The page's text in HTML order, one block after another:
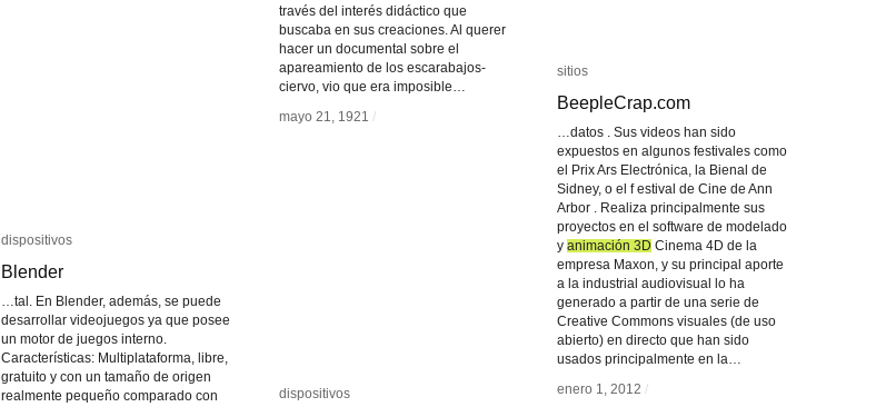
través del interés didáctico que
buscaba en sus creaciones. Al querer
hacer un documental sobre el
apareamiento de los escarabajos-
ciervo, vio que era imposible…
mayo 21, 1921 /
mayo 21, 1921 /
sitios
BeepleCrap.com
…datos . Sus videos han sido
expuestos en algunos festivales como
el Prix Ars Electrónica, la Bienal de
Sidney, o el f estival de Cine de Ann
Arbor . Realiza principalmente sus
proyectos en el software de modelado
y animación 3D Cinema 4D de la
empresa Maxon, y su principal aporte
a la industrial audiovisual lo ha
generado a partir de una serie de
Creative Commons visuales (de uso
abierto) en directo que han sido
usados principalmente en la…
enero 1, 2012 /
sitios
BeepleCrap.com
animación 3D
enero 1, 2012 /
dispositivos
Blender
…tal. En Blender, además, se puede
desarrollar videojuegos ya que posee
un motor de juegos interno.
Características: Multiplataforma, libre,
gratuito y con un tamaño de origen
realmente pequeño comparado con
dispositivos
Blender
dispositivos
dispositivos